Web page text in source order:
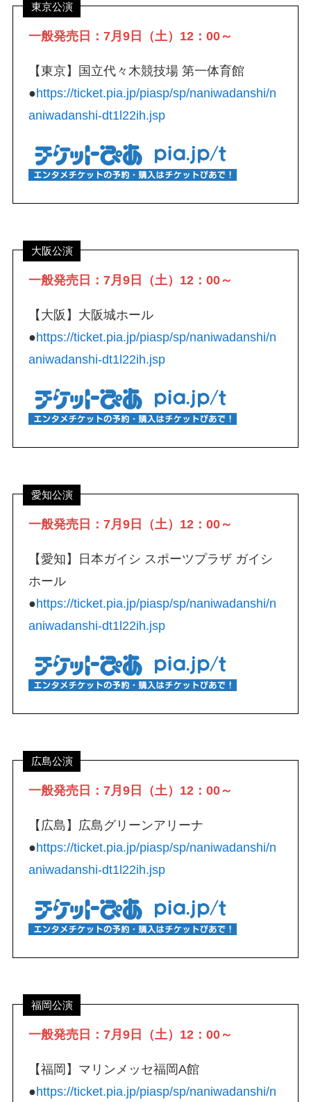
東京公演
一般発売日：7月9日（土）12：00～
【東京】国立代々木競技場 第一体育館
●https://ticket.pia.jp/piasp/sp/naniwadanshi/n
aniwadanshi-dt1l22ih.jsp
大阪公演
一般発売日：7月9日（土）12：00～
【大阪】大阪城ホール
●https://ticket.pia.jp/piasp/sp/naniwadanshi/n
aniwadanshi-dt1l22ih.jsp
愛知公演
一般発売日：7月9日（土）12：00～
【愛知】日本ガイシ スポーツプラザ ガイシ
ホール
●https://ticket.pia.jp/piasp/sp/naniwadanshi/n
aniwadanshi-dt1l22ih.jsp
広島公演
一般発売日：7月9日（土）12：00～
【広島】広島グリーンアリーナ
●https://ticket.pia.jp/piasp/sp/naniwadanshi/n
aniwadanshi-dt1l22ih.jsp
福岡公演
一般発売日：7月9日（土）12：00～
【福岡】マリンメッセ福岡A館
●https://ticket.pia.jp/piasp/sp/naniwadanshi/n